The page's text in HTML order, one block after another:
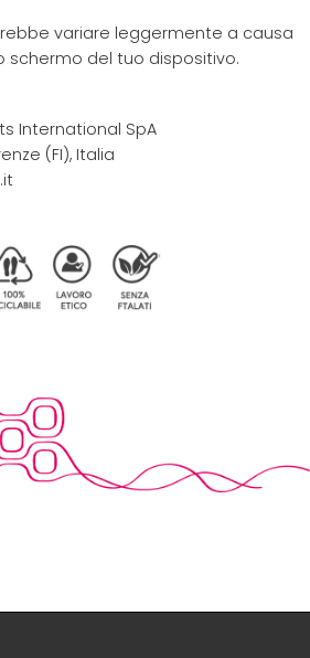
variare leggermente a causa
schermo del tuo dispositivo.
International SpA
(FI), Italia